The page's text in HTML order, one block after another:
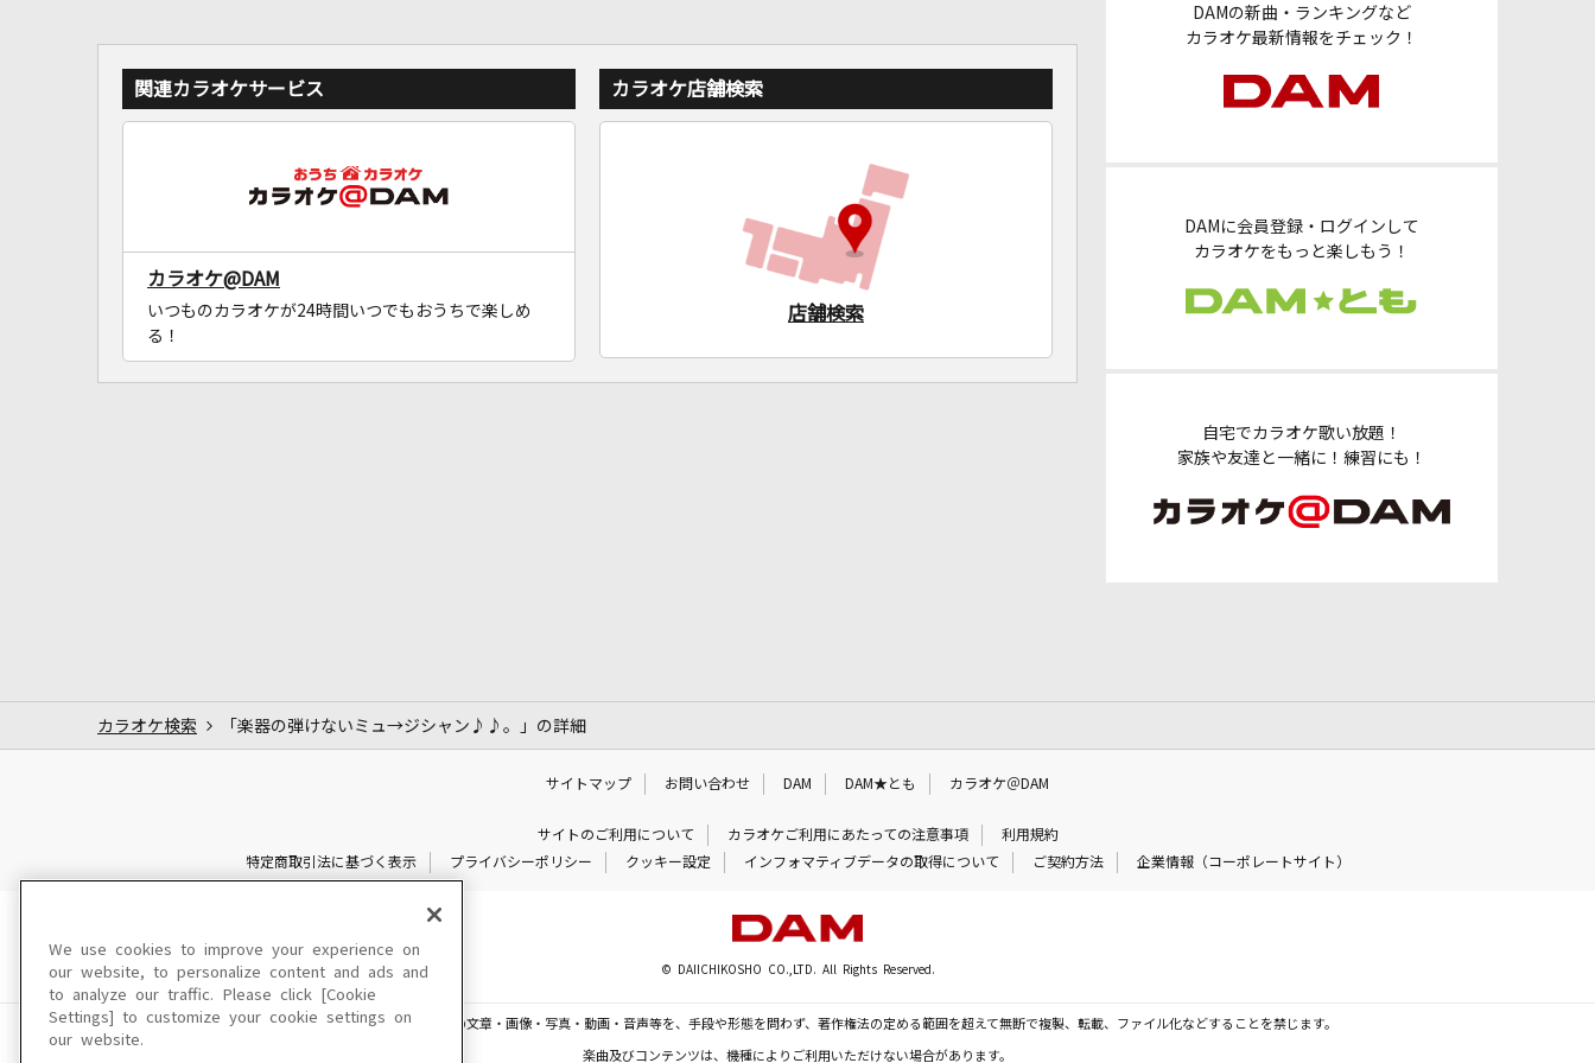
DAMの新曲・ランキングなど
カラオケ最新情報をチェック！
DAMに会員登録・ログインして
カラオケをもっと楽しもう！
自宅でカラオケ歌い放題！
家族や友達と一緒に！練習にも！
関連カラオケサービス
カラオケ@DAM
いつものカラオケが24時間いつでもおうちで楽しめ
る！
カラオケ店舗検索
店舗検索
カラオケ検索 「楽器の弾けないミュ→ジシャン♪♪。」の詳細
サイトマップ お問い合わせ DAM DAM★とも カラオケ＠DAM
サイトのご利用について カラオケご利用にあたっての注意事項
利用規約
特定商取引法に基づく表示
プライバシーポリシー クッキー設定 インフォマティブデータの取得について ご契約方法 企業情報（コーポレートサイト）
© DAIICHIKOSHO CO.,LTD. All Rights Reserved.
このサイトに掲載されている一切の文章・画像・写真・動画・音声等を、手段や形態を問わず、著作権法の定める範囲を超えて無断で複製、転載、ファイル化などすることを禁じます。
楽曲及びコンテンツは、機種によりご利用いただけない場合があります。
We use cookies to improve your experience on
our website, to personalize content and ads and
to analyze our traffic. Please click [Cookie
Settings] to customize your cookie settings on
our website.